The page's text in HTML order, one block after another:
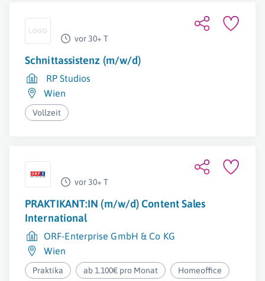
vor 30+ T
Schnittassistenz (m/w/d)
RP Studios
Wien
Vollzeit
vor 30+ T
PRAKTIKANT:IN (m/w/d) Content Sales
International
ORF-Enterprise GmbH & Co KG
Wien
Praktika ab 1.100€ pro Monat Homeoffice